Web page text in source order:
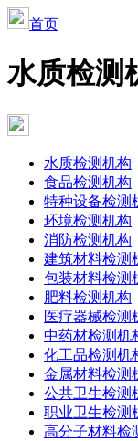
首页
水质检测
水质检测机构
食品检测机构
特种设备检测
环境检测机构
消防检测机构
建筑材料检测
包装材料检测
肥料检测机构
医疗器械检测
中药材检测机
化工品检测机
金属材料检测
公共卫生检测
职业卫生检测
高分子材料检